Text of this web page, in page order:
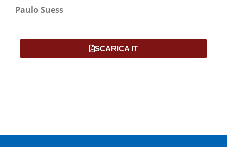
Paulo Suess
SCARICA IT